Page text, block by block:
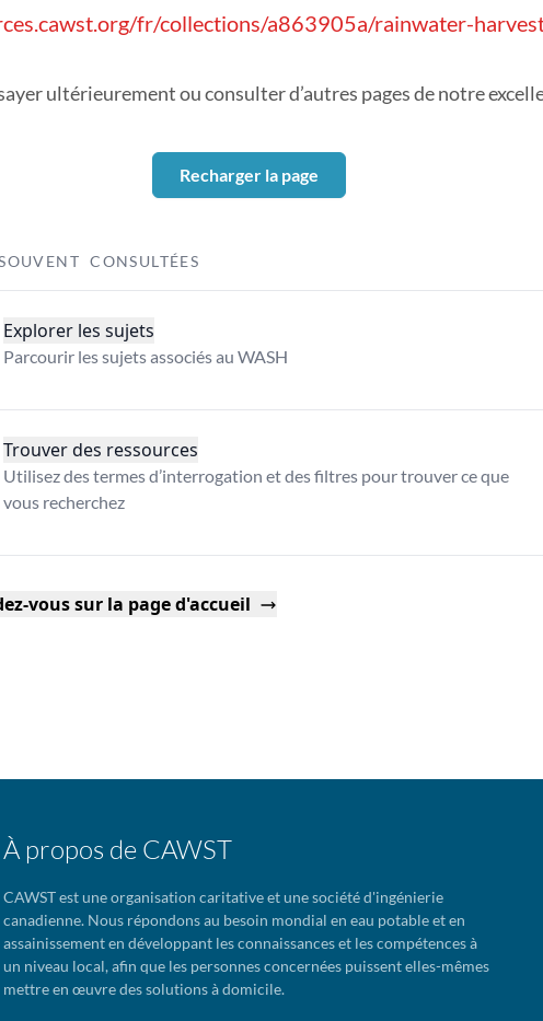
fr/collections/a863905a/rainwater-
ultérieurement ou consulter d’autres pages de notre
Recharger la page
CONSULTÉES
Explorer les sujets
Parcourir les sujets associés au WASH
Trouver des ressources
Utilisez des termes d’interrogation et des filtres pour trouver ce que
vous recherchez
vous sur la page d'accueil
À propos de CAWST
CAWST est une organisation caritative et une société d'ingénierie
canadienne. Nous répondons au besoin mondial en eau potable et en
assainissement en développant les connaissances et les compétences à
un niveau local, afin que les personnes concernées puissent elles-mêmes
mettre en œuvre des solutions à domicile.